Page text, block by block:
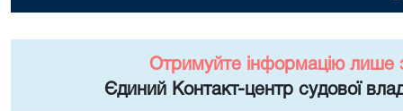
Отримуйте інформацію лише
Єдиний Контакт-центр судової